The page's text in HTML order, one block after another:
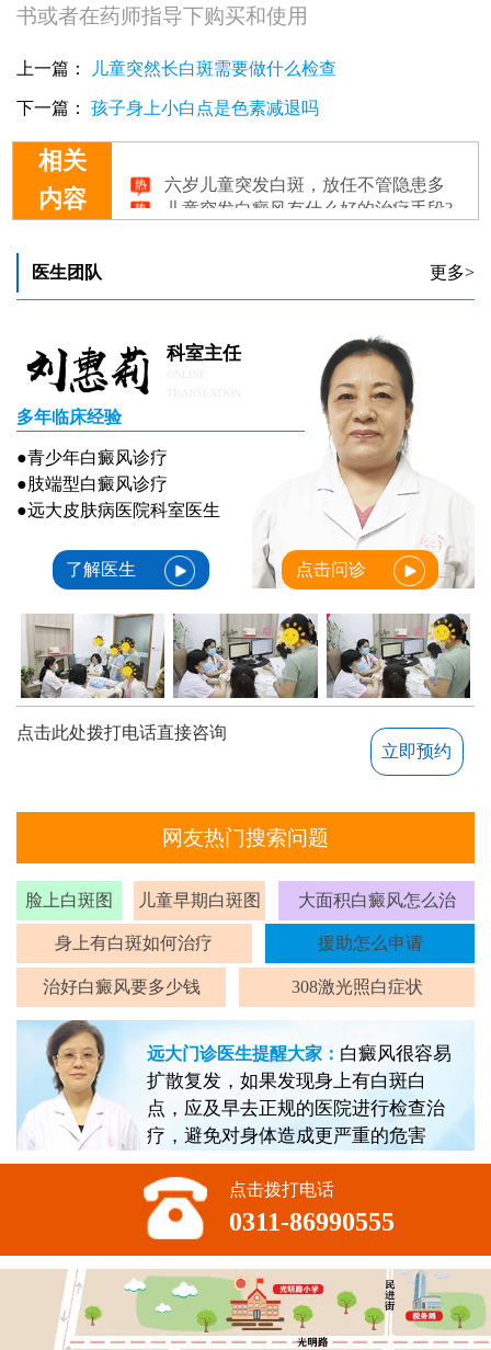
书或者在药师指导下购买和使用
上一篇： 儿童突然长白斑需要做什么检查
下一篇： 孩子身上小白点是色素减退吗
相关
内容
儿童突发白癜风有什么好的治疗手段?
儿童突发白斑早期能不能治好
医生团队 更多>
科室主任
多年临床经验
●青少年白癜风诊疗
●肢端型白癜风诊疗
●远大皮肤病医院科室医生
了解医生 点击问诊
点击此处拨打电话直接咨询
立即预约
网友热门搜索问题
脸上白斑图 儿童早期白斑图 大面积白癜风怎么治
身上有白斑如何治疗 援助怎么申请
治好白癜风要多少钱 308激光照白症状
远大门诊医生提醒大家： 白癜风很容易
扩散复发，如果发现身上有白斑白
点，应及早去正规的医院进行检查治
疗，避免对身体造成更严重的危害
点击拨打电话
0311-86990555